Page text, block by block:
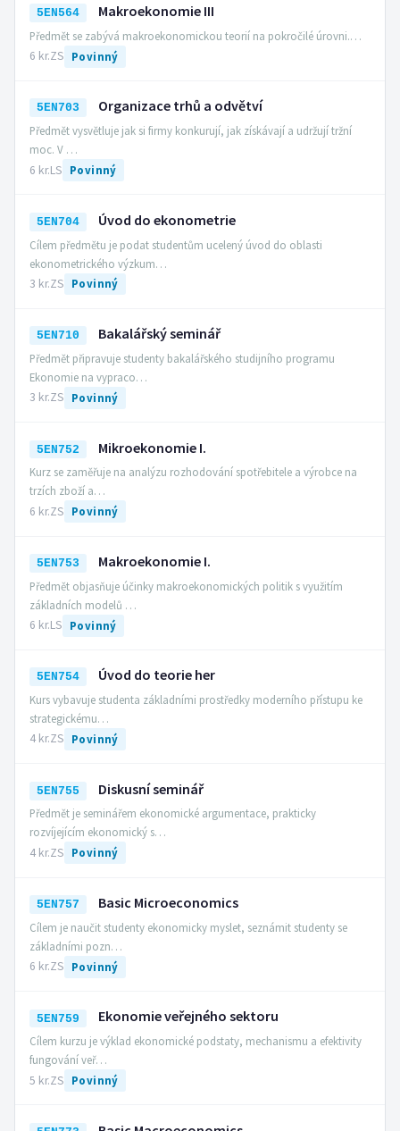
5EN564 Makroekonomie III
Předmět se zabývá makroekonomickou teorií na pokročilé úrovni.…
6 kr.ZS Povinný
5EN703 Organizace trhů a odvětví
Předmět vysvětluje jak si firmy konkurují, jak získávají a udržují tržní
moc. V …
6 kr.LS Povinný
5EN704 Úvod do ekonometrie
Cílem předmětu je podat studentům ucelený úvod do oblasti
ekonometrického výzkum…
3 kr.ZS Povinný
5EN710 Bakalářský seminář
Předmět připravuje studenty bakalářského studijního programu
Ekonomie na vypraco…
3 kr.ZS Povinný
5EN752 Mikroekonomie I.
Kurz se zaměřuje na analýzu rozhodování spotřebitele a výrobce na
trzích zboží a…
6 kr.ZS Povinný
5EN753 Makroekonomie I.
Předmět objasňuje účinky makroekonomických politik s využitím
základních modelů …
6 kr.LS Povinný
5EN754 Úvod do teorie her
Kurs vybavuje studenta základními prostředky moderního přístupu ke
strategickému…
4 kr.ZS Povinný
5EN755 Diskusní seminář
Předmět je seminářem ekonomické argumentace, prakticky
rozvíjejícím ekonomický s…
4 kr.ZS Povinný
5EN757 Basic Microeconomics
Cílem je naučit studenty ekonomicky myslet, seznámit studenty se
základními pozn…
6 kr.ZS Povinný
5EN759 Ekonomie veřejného sektoru
Cílem kurzu je výklad ekonomické podstaty, mechanismu a efektivity
fungování veř…
5 kr.ZS Povinný